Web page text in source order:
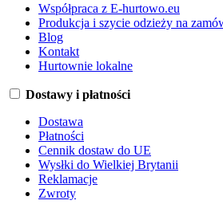
Współpraca z E-hurtowo.eu
Produkcja i szycie odzieży na
Blog
Kontakt
Hurtownie lokalne
Dostawy i płatności
Dostawa
Płatności
Cennik dostaw do UE
Wysłki do Wielkiej Brytanii
Reklamacje
Zwroty